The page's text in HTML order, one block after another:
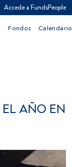
Accede a FundsPeople
Fondos Calendario
AÑO EN